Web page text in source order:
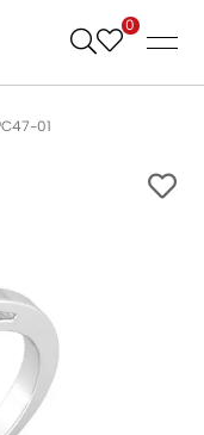
Skip
0
01